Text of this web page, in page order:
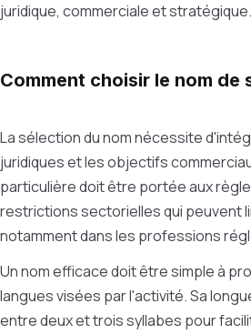
juridique, commerciale et stratégique.
Comment choisir le nom de
La sélection du nom nécessite
juridiques et les objectifs
particulière doit être portée aux
restrictions sectorielles qui peuvent
notamment dans les professions
Un nom efficace doit être simple à
langues visées par l'activité. Sa
entre deux et trois syllabes pour